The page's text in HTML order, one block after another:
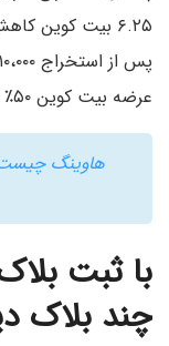
۶.۲۵ بیت کوین
عرضه بیت کوین ۵۰٪ کاهش می‌یابد.
هاوینگ
با ثبت بلاک ۷۰۰،۰۰۰
چند بلاک